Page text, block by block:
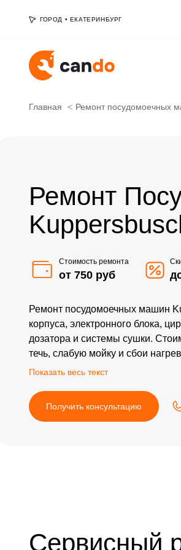
ГОРОД • ЕКАТЕРИНБУРГ
Главная Ремонт посудомоечных
Ремонт
Стоимость ремонта
от 750 руб
Ремонт посудомоечных машин
корпуса, электронного блока,
дозатора и системы сушки.
течь, слабую мойку и сбои
установки.
Получить консультацию
Сервисный